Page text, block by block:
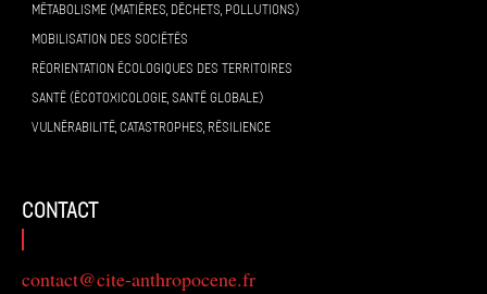
MÉTABOLISME (MATIÈRES, DÉCHETS, POLLUTIONS)
MOBILISATION DES SOCIÉTÉS
RÉORIENTATION ÉCOLOGIQUES DES TERRITOIRES
SANTÉ (ÉCOTOXICOLOGIE, SANTÉ GLOBALE)
VULNÉRABILITÉ, CATASTROPHES, RÉSILIENCE
contact
contact@cite-anthropocene.fr